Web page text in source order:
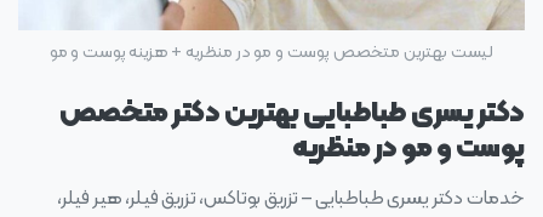
لیست بهترین متخصص پوست و مو در منظریه + هزینه پوست و مو
دکتر یسری طباطبایی بهترین دکتر متخصص
پوست و مو در منظریه
خدمات دکتر یسری طباطبایی – تزریق بوتاکس، تزریق فیلر، هیر فیلر،